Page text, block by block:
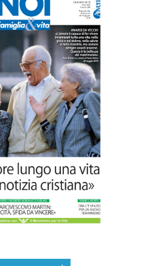
Soldera nominato Membro della
of Honor Prenatal Sciences 2026”
Luglio 2026 Commenti disabilitati
Casini, “giusto” perché testimone
carità sociale
2026 Commenti disabilitati